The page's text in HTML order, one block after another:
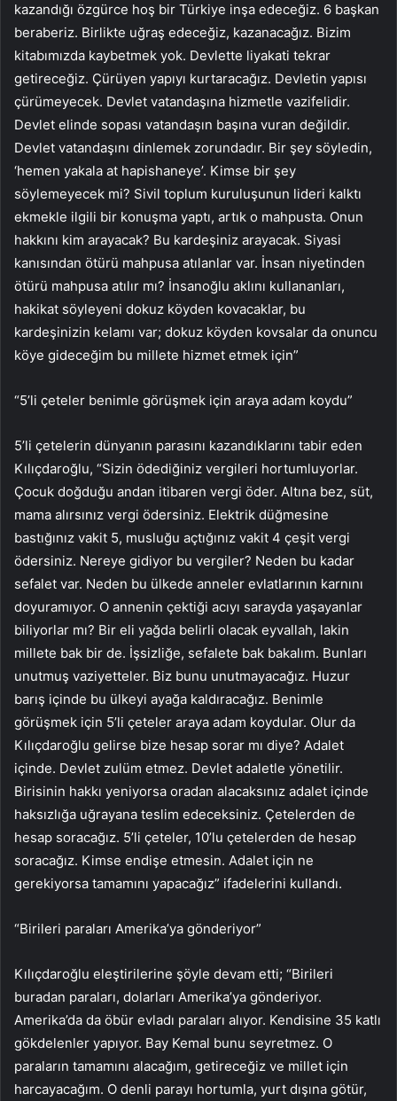
kazandığı özgürce hoş bir Türkiye inşa edeceğiz. 6 başkan
beraberiz. Birlikte uğraş edeceğiz, kazanacağız. Bizim
kitabımızda kaybetmek yok. Devlette liyakati tekrar
getireceğiz. Çürüyen yapıyı kurtaracağız. Devletin yapısı
çürümeyecek. Devlet vatandaşına hizmetle vazifelidir.
Devlet elinde sopası vatandaşın başına vuran değildir.
Devlet vatandaşını dinlemek zorundadır. Bir şey söyledin,
‘hemen yakala at hapishaneye’. Kimse bir şey
söylemeyecek mi? Sivil toplum kuruluşunun lideri kalktı
ekmekle ilgili bir konuşma yaptı, artık o mahpusta. Onun
hakkını kim arayacak? Bu kardeşiniz arayacak. Siyasi
kanısından ötürü mahpusa atılanlar var. İnsan niyetinden
ötürü mahpusa atılır mı? İnsanoğlu aklını kullananları,
hakikat söyleyeni dokuz köyden kovacaklar, bu
kardeşinizin kelamı var; dokuz köyden kovsalar da onuncu
köye gideceğim bu millete hizmet etmek için”
“5’li çeteler benimle görüşmek için araya adam koydu”
5’li çetelerin dünyanın parasını kazandıklarını tabir eden
Kılıçdaroğlu, “Sizin ödediğiniz vergileri hortumluyorlar.
Çocuk doğduğu andan itibaren vergi öder. Altına bez, süt,
mama alırsınız vergi ödersiniz. Elektrik düğmesine
bastığınız vakit 5, musluğu açtığınız vakit 4 çeşit vergi
ödersiniz. Nereye gidiyor bu vergiler? Neden bu kadar
sefalet var. Neden bu ülkede anneler evlatlarının karnını
doyuramıyor. O annenin çektiği acıyı sarayda yaşayanlar
biliyorlar mı? Bir eli yağda belirli olacak eyvallah, lakin
millete bak bir de. İşsizliğe, sefalete bak bakalım. Bunları
unutmuş vaziyetteler. Biz bunu unutmayacağız. Huzur
barış içinde bu ülkeyi ayağa kaldıracağız. Benimle
görüşmek için 5’li çeteler araya adam koydular. Olur da
Kılıçdaroğlu gelirse bize hesap sorar mı diye? Adalet
içinde. Devlet zulüm etmez. Devlet adaletle yönetilir.
Birisinin hakkı yeniyorsa oradan alacaksınız adalet içinde
haksızlığa uğrayana teslim edeceksiniz. Çetelerden de
hesap soracağız. 5’li çeteler, 10’lu çetelerden de hesap
soracağız. Kimse endişe etmesin. Adalet için ne
gerekiyorsa tamamını yapacağız” ifadelerini kullandı.
“Birileri paraları Amerika’ya gönderiyor”
Kılıçdaroğlu eleştirilerine şöyle devam etti; “Birileri
buradan paraları, dolarları Amerika’ya gönderiyor.
Amerika’da da öbür evladı paraları alıyor. Kendisine 35 katlı
gökdelenler yapıyor. Bay Kemal bunu seyretmez. O
paraların tamamını alacağım, getireceğiz ve millet için
harcayacağım. O denli parayı hortumla, yurt dışına götür,